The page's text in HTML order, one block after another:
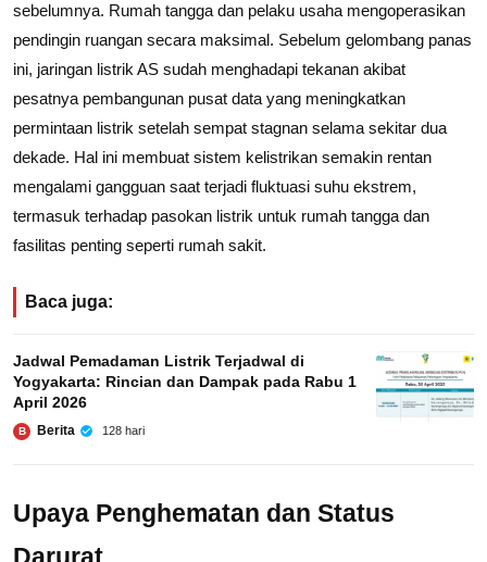
sebelumnya. Rumah tangga dan pelaku usaha mengoperasikan
pendingin ruangan secara maksimal. Sebelum gelombang panas
ini, jaringan listrik AS sudah menghadapi tekanan akibat
pesatnya pembangunan pusat data yang meningkatkan
permintaan listrik setelah sempat stagnan selama sekitar dua
dekade. Hal ini membuat sistem kelistrikan semakin rentan
mengalami gangguan saat terjadi fluktuasi suhu ekstrem,
termasuk terhadap pasokan listrik untuk rumah tangga dan
fasilitas penting seperti rumah sakit.
Baca juga:
Jadwal Pemadaman Listrik Terjadwal di
Yogyakarta: Rincian dan Dampak pada Rabu 1
April 2026
B Berita 128 hari
Upaya Penghematan dan Status